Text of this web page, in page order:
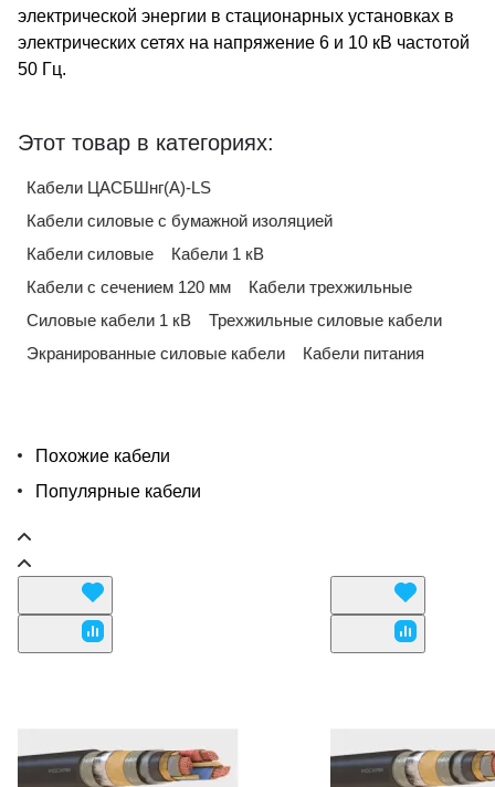
электрической энергии в стационарных установках в
электрических сетях на напряжение 6 и 10 кВ частотой
50 Гц.
Этот товар в категориях:
Кабели ЦАСБШнг(А)-LS
Кабели силовые с бумажной изоляцией
Кабели силовые
Кабели 1 кВ
Кабели с сечением 120 мм
Кабели трехжильные
Силовые кабели 1 кВ
Трехжильные силовые кабели
Экранированные силовые кабели
Кабели питания
Похожие кабели
Популярные кабели